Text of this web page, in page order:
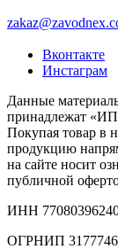
Вконтакте
Инстаграм
Данные
принадлежат
Покупая товар в
продукцию
на сайте носит
публичной
ИНН
ОГРНИП